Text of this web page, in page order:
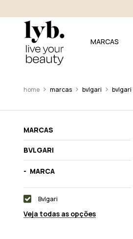
MARCAS
marcas bvlgari bvlgari
MARCAS
BVLGARI
MARCA
Bvlgari
Veja todas as opções